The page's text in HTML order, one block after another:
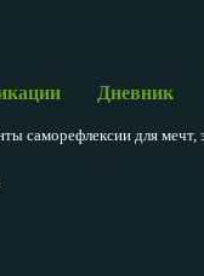
Дневник
саморефлексии для мечт,